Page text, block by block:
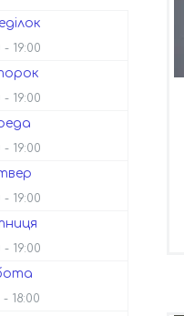
19:00
19:00
19:00
19:00
19:00
18:00